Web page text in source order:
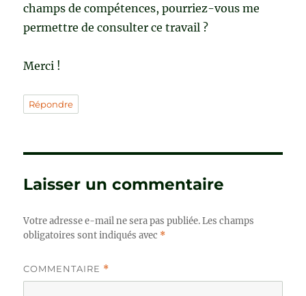
champs de compétences, pourriez-vous me
permettre de consulter ce travail ?
Merci !
Répondre
Laisser un commentaire
Votre adresse e-mail ne sera pas publiée. Les champs
obligatoires sont indiqués avec *
COMMENTAIRE *